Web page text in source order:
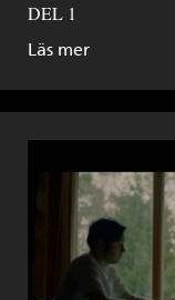
DEL 1
Läs mer